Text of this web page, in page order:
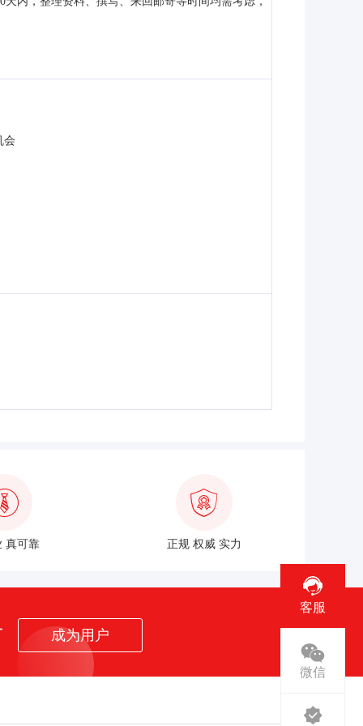
会
真可靠 正规 权威 实力
成为用户
客服
微信